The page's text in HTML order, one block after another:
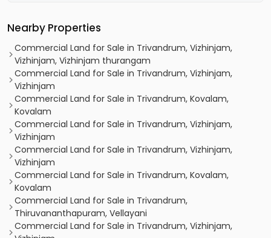
Nearby Properties
Commercial Land for Sale in Trivandrum, Vizhinjam,
Vizhinjam, Vizhinjam thurangam
Commercial Land for Sale in Trivandrum, Vizhinjam,
Vizhinjam
Commercial Land for Sale in Trivandrum, Kovalam,
Kovalam
Commercial Land for Sale in Trivandrum, Vizhinjam,
Vizhinjam
Commercial Land for Sale in Trivandrum, Vizhinjam,
Vizhinjam
Commercial Land for Sale in Trivandrum, Kovalam,
Kovalam
Commercial Land for Sale in Trivandrum,
Thiruvananthapuram, Vellayani
Commercial Land for Sale in Trivandrum, Vizhinjam,